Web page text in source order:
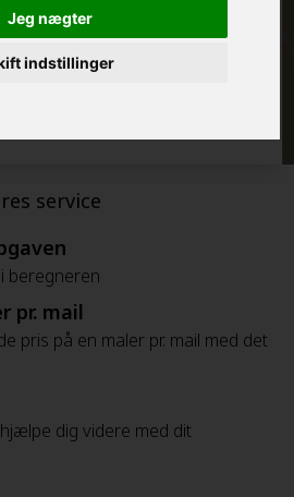
Jeg nægter
indstillinger
service
beregneren
pr. mail
pris på en maler pr. mail med det
dig videre med dit